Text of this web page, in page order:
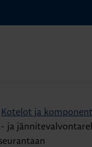
Kotelot ja
ja